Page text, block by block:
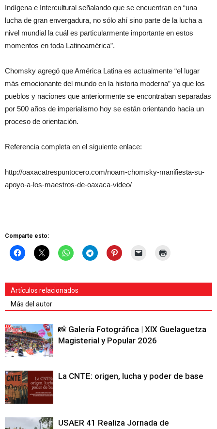
Indígena e Intercultural señalando que se encuentran en “una
lucha de gran envergadura, no sólo ahí sino parte de la lucha a
nivel mundial la cuál es particularmente importante en estos
momentos en toda Latinoamérica”.
Chomsky agregó que América Latina es actualmente “el lugar
más emocionante del mundo en la historia moderna” ya que los
pueblos y naciones que anteriormente se encontraban separadas
por 500 años de imperialismo hoy se están orientando hacia un
proceso de orientación.
Referencia completa en el siguiente enlace:
http://oaxacatrespuntocero.com/noam-chomsky-manifiesta-su-
apoyo-a-los-maestros-de-oaxaca-video/
Comparte esto:
Artículos relacionados
Más del autor
📸 Galería Fotográfica | XIX Guelaguetza
Magisterial y Popular 2026
La CNTE: origen, lucha y poder de base
USAER 41 Realiza Jornada de